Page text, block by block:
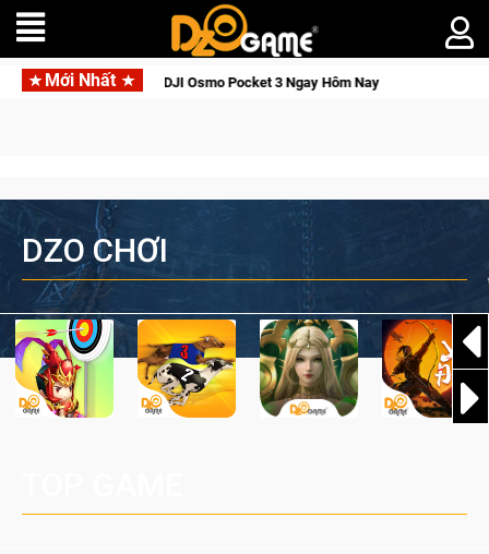
Mới Nhất
Tỉnh, Săn DJI Osmo Pocket 3 Ngay Hôm Nay
DZO CHƠI